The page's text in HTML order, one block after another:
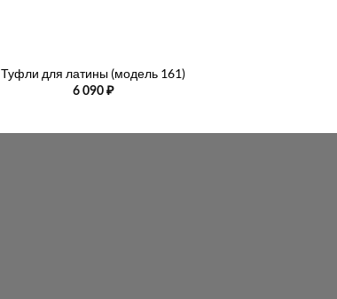
Туфли для латины (модель 161)
6 090 ₽